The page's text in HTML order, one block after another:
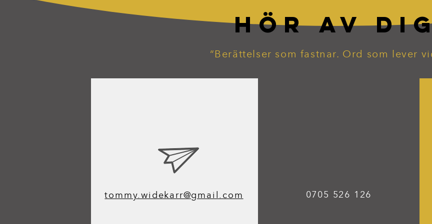
HÖR AV
“Berättelser som fastnar. Ord som lever
tommy.widekarr@gmail.com 0705 526 126